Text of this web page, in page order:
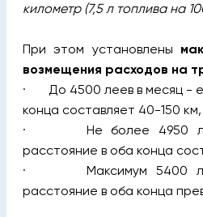
километр (7,5 л топлива на
При этом установлены
возмещения расходов на
· До 4500 леев в месяц -
конца составляет 40-150 км,
· Не более 4950
расстояние в оба конца
· Максимум 5400
расстояние в оба конца